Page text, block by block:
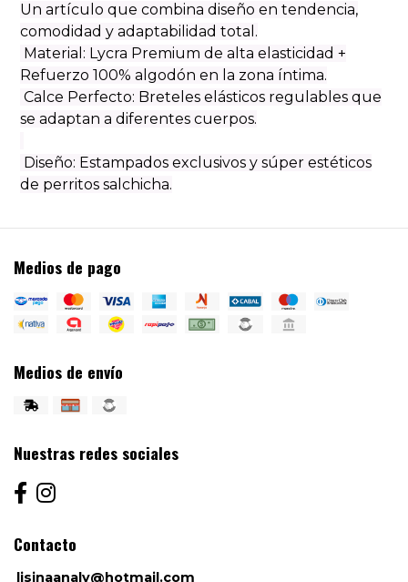
Un artículo que combina diseño en tendencia,
comodidad y adaptabilidad total.
Material: Lycra Premium de alta elasticidad +
Refuerzo 100% algodón en la zona íntima.
Calce Perfecto: Breteles elásticos regulables que
se adaptan a diferentes cuerpos.
Diseño: Estampados exclusivos y súper estéticos
de perritos salchicha.
Medios de pago
Medios de envío
Nuestras redes sociales
Contacto
lisinaanaly@hotmail.com